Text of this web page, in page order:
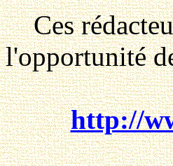
Ces
l'opportunité
http://